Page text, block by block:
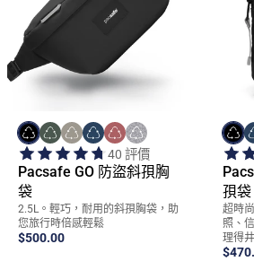
Quick Add
40 評價
Pacsafe GO 防盜斜孭胸
袋
2.5L。輕巧，耐用的斜孭胸袋，助
您旅行時倍感輕鬆
$500.00
孭袋
超時
照、
理得